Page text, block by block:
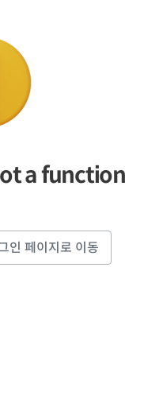
a function
인 페이지로 이동